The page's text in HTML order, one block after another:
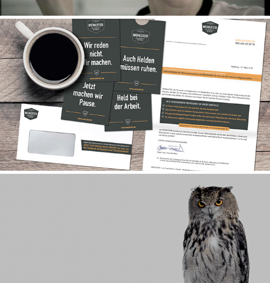
CORPORATE DESIGN & LOGOS
WISEFORCE ADVISORS | FILM